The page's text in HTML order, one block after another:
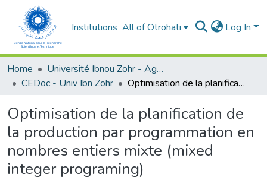
Institutions All of Otrohati Log In
Home
Université Ibnou Zohr - Agadir
CEDoc - Univ Ibn Zohr
Optimisation de la planification de la production par programmation en nombres entiers mixte (mixed integer programing)
Optimisation de la planification de
la production par programmation en
nombres entiers mixte (mixed
integer programing)